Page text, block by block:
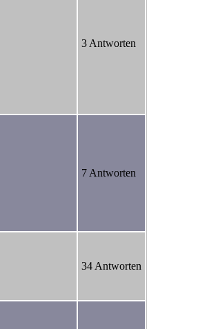
3 Antworten
7 Antworten
34 Antworten